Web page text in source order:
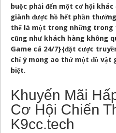
buộc phải đến một cơ hội
giành được hồ hết phần
thể là một trong những trong
cũng như khách hàng không
Game cá 24/7}{đặt cược
chỉ ý mong ao thử một đồ vật
biệt.
Khuyến Mãi
Cơ Hội Chiến
K9cc.tech